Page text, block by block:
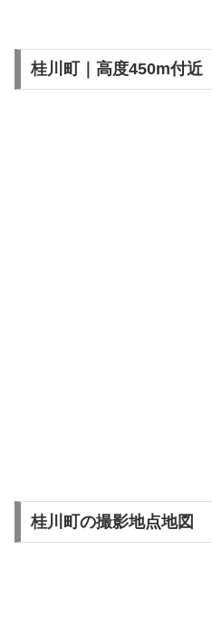
桂川町｜高度450m付近
桂川町の撮影地点地図